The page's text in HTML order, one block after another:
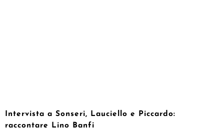
Intervista a Sonseri, Lauciello e Piccardo:
raccontare Lino Banfi